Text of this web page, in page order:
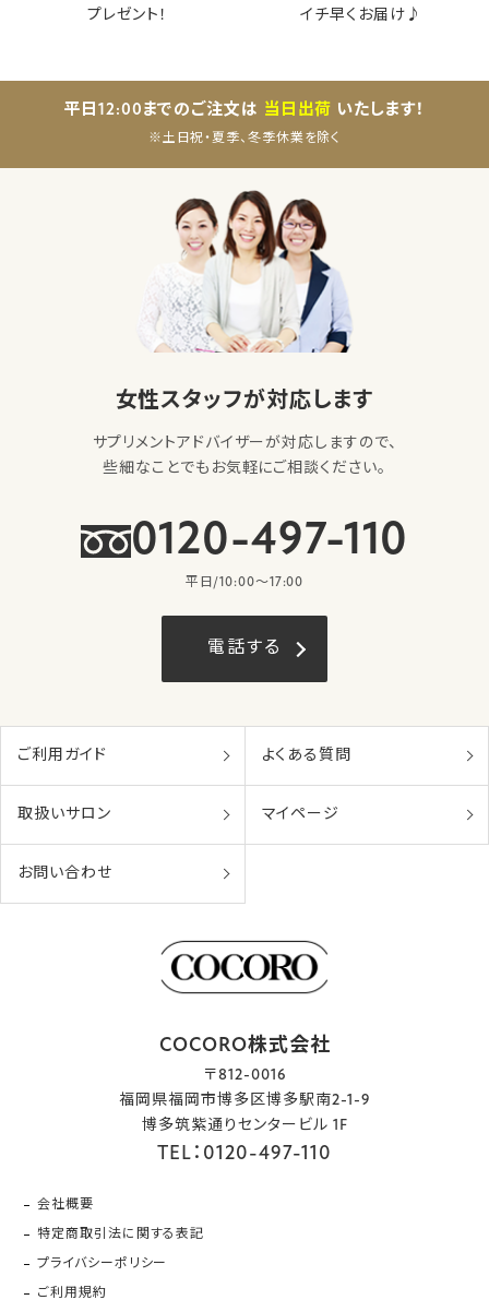
プレゼント！
イチ早くお届け♪
平日12:00までのご注文は 当日出荷 いたします！
※土日祝・夏季、冬季休業を除く
女性スタッフが対応します
サプリメントアドバイザーが対応しますので、
些細なことでもお気軽にご相談ください。
0120-497-110
平日/10:00〜17:00
電話する
ご利用ガイド よくある質問
取扱いサロン マイページ
お問い合わせ
COCORO株式会社
〒812-0016
福岡県福岡市博多区博多駅南2-1-9
博多筑紫通りセンタービル 1F
TEL：0120-497-110
会社概要
特定商取引法に関する表記
プライバシーポリシー
ご利用規約